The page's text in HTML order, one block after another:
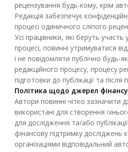
рецензування будь-кому, крім
Редакція забезпечує
процесі одиничного сліпого
Усі працівники, які беруть участь
процесі, повинні утримуватися
і не повідомляти публічно будь-
редакційного процесу, процесу
підготовки до публікації та після
Політика щодо джерел
Автори повинні чітко зазначити
використані для створення
для дослідження та/або
фінансову підтримку досліджень
організаціями відповідальний